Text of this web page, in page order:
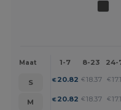
Maat 1-7 8-23 24-
S €20.82 €18.37 €
M
€20.82 €18.37 €